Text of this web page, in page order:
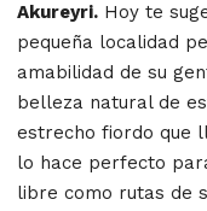
Akureyri. Hoy te
pequeña localidad
amabilidad de su
belleza natural de
estrecho fiordo que
lo hace perfecto
libre como rutas de